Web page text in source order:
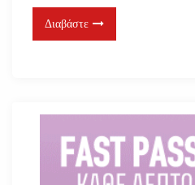
Διαβάστε